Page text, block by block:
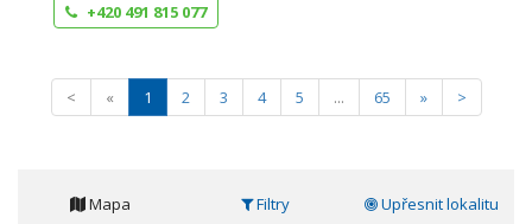
+420 491 815 077
< « 1 2 3 4 5 ... 65 » >
Mapa Filtry Upřesnit lokalitu